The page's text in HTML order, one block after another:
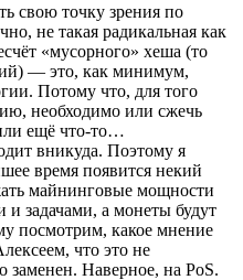
свою точку зрения по
не такая радикальная как
«мусорного» хеша (то
— это, как минимум,
Потому что, для того
необходимо или сжечь
ещё что-то…
вникуда. Поэтому я
время появится некий
майнинговые мощности
задачами, а монеты будут
посмотрим, какое мнение
что это не
заменен. Наверное, на PoS.